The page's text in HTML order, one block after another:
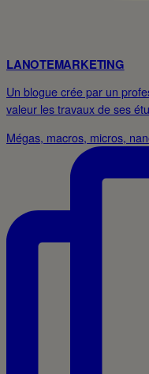
LANOTEMARKETING
Un blogue crée par un
valeur les travaux de ses
Mégas, macros, micros,